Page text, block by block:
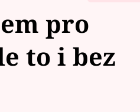
pro
to i bez